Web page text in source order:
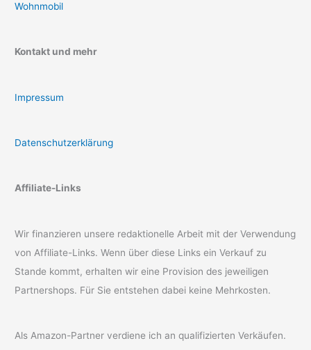
Wohnmobil
Kontakt und mehr
Impressum
Datenschutzerklärung
Affiliate-Links
Wir finanzieren unsere redaktionelle Arbeit mit der Verwendung
von Affiliate-Links. Wenn über diese Links ein Verkauf zu
Stande kommt, erhalten wir eine Provision des jeweiligen
Partnershops. Für Sie entstehen dabei keine Mehrkosten.
Als Amazon-Partner verdiene ich an qualifizierten Verkäufen.